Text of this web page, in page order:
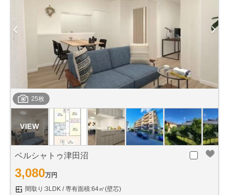
25枚
ベルシャトゥ津田沼
3,080万円
間取り:3LDK
専有面積:64㎡(壁芯)